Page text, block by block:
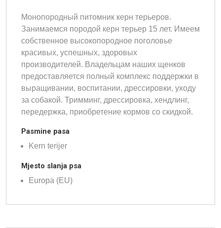
Монопородный питомник керн терьеров.
Занимаемся породой керн терьер 15 лет. Имеем
собственное высокопородное поголовье
красивых, успешных, здоровых
производителей. Владельцам наших щенков
предоставляется полный комплекс поддержки в
выращивании, воспитании, дрессировки, уходу
за собакой. Тримминг, дрессировка, хендлинг,
передержка, приобретение кормов со скидкой.
Pasmine pasa
Kern terijer
Mjesto slanja psa
Europa (EU)